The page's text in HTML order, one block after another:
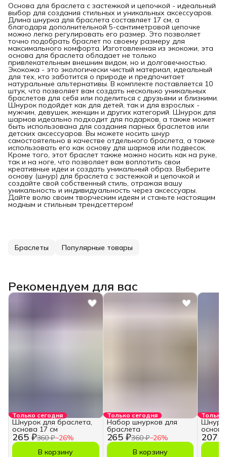
Основа для браслета с застежкой и цепочкой - идеальный
выбор для создания стильных и уникальных аксессуаров.
Длина шнурка для браслета составляет 17 см, а
благодаря дополнительной 5-сантиметровой цепочке
можно легко регулировать его размер. Это позволяет
точно подобрать браслет по своему размеру для
максимального комфорта. Изготовленная из экокожи, эта
основа для браслета обладает не только
привлекательным внешним видом, но и долговечностью.
Экокожа - это экологически чистый материал, идеальный
для тех, кто заботится о природе и предпочитает
натуральные альтернативы. В комплекте поставляется 10
штук, что позволяет вам создать несколько уникальных
браслетов для себя или поделиться с друзьями и близкими.
Шнурок подойдет как для детей, так и для взрослых -
мужчин, девушек, женщин и других категорий. Шнурок для
шармов идеально подходит для подарков, а также может
быть использована для создания парных браслетов или
детских аксессуаров. Вы можете носить шнур
самостоятельно в качестве отдельного браслета, а также
использовать его как основу для шармов или подвесок.
Кроме того, этот браслет также можно носить как на руке,
так и на ноге, что позволяет вам воплотить свои
креативные идеи и создать уникальный образ. Выберите
основу (шнур) для браслета с застежкой и цепочкой и
создайте свой собственный стиль, отражая вашу
уникальность и индивидуальность через аксессуары.
Дайте волю своим творческим идеям и станьте настоящим
модным и стильным трендсеттером!
Браслеты Популярные товары
Рекомендуем для вас
Только сегодня
265 ₽360 ₽−26%
Шнурок для браслета,
основа 17 см
В корзину
Только сегодня
265 ₽360 ₽−26%
Набор шнурков для
браслета
В корзину
Только
207 ₽